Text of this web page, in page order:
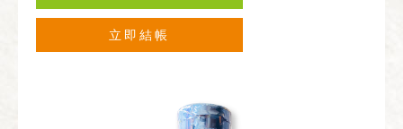
立即結帳